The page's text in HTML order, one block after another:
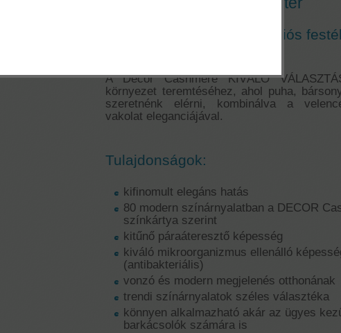
Bársonyos hatású dekorációs
A Decor Cashmere KIVÁLÓ
környezet teremtéséhez, ahol puha,
szeretnénk elérni, kombinálva a
vakolat eleganciájával.
Tulajdonságok:
kifinomult elegáns hatás
80 modern színárnyalatban a DECOR
színkártya szerint
kitűnő páraáteresztő képesség
kiváló mikroorganizmus ellenálló
(antibakteriális)
vonzó és modern megjelenés otthonának
trendi színárnyalatok széles választéka
könnyen alkalmazható akár az ügyes
barkácsolók számára is